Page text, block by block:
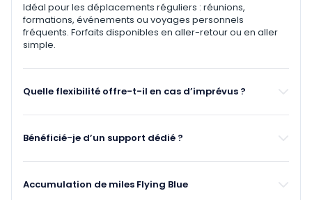
Idéal pour les déplacements réguliers : réunions,
formations, événements ou voyages personnels
fréquents. Forfaits disponibles en aller-retour ou en aller
simple.
Quelle flexibilité offre-t-il en cas d’imprévus ?
Bénéficié-je d’un support dédié ?
Accumulation de miles Flying Blue